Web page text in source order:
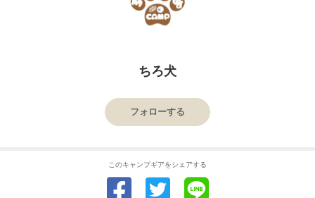
ちろ犬
フォローする
このキャンプギアをシェアする